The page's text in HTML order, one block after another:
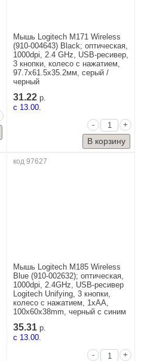
Мышь Logitech M171 Wireless
(910-004643) Black; оптическая,
1000dpi, 2.4 GHz, USB-ресивер,
3 кнопки, колесо с нажатием,
97.7x61.5x35.2мм, серый /
черный
31.22 р.
c 13.00.
-
+
код 97627
Мышь Logitech M185 Wireless
Blue (910-002632); оптическая,
1000dpi, 2.4GHz, USB-ресивер
Logitech Unifying, 3 кнопки,
колесо с нажатием, 1xAA,
100x60x38mm, черный с синим
35.31 р.
c 13.00.
-
+